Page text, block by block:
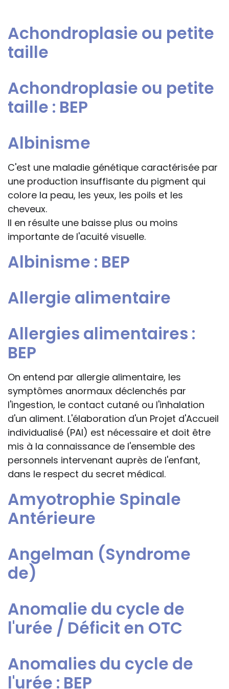
Achondroplasie ou petite
taille
Achondroplasie ou petite
taille : BEP
Albinisme
C'est une maladie génétique caractérisée par
une production insuffisante du pigment qui
colore la peau, les yeux, les poils et les
cheveux.
Il en résulte une baisse plus ou moins
importante de l'acuité visuelle.
Albinisme : BEP
Allergie alimentaire
Allergies alimentaires :
BEP
On entend par allergie alimentaire, les
symptômes anormaux déclenchés par
l'ingestion, le contact cutané ou l'inhalation
d'un aliment. L'élaboration d'un Projet d'Accueil
individualisé (PAI) est nécessaire et doit être
mis à la connaissance de l'ensemble des
personnels intervenant auprès de l'enfant,
dans le respect du secret médical.
Amyotrophie Spinale
Antérieure
Angelman (Syndrome
de)
Anomalie du cycle de
l'urée / Déficit en OTC
Anomalies du cycle de
l'urée : BEP
évidemment dans l’impossibilité de les
apprécier in abstracto.
spécifiques doivent être en outre réalisés,
concernant la vie scolaire et/ou les
temps de classe. Il s’agit de leur
capacités, dans un contexte favorable et
grâce à des adaptations pédagogiques
individuelles ou au sein de petits groupes.
BEP* : Besoins éducatifs particuliers